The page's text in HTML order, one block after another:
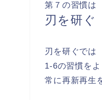
第７の習慣は
刃を研ぐ
刃を研ぐでは
1-6の習慣を
常に再新再生